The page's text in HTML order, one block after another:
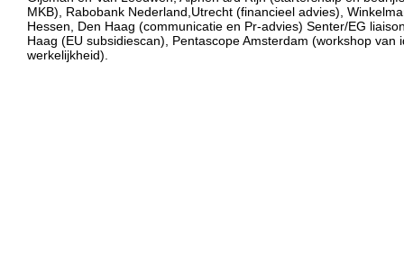
MKB), Rabobank Nederland,Utrecht (financieel advies),
Hessen, Den Haag (communicatie en Pr-advies) Senter/EG
Haag (EU subsidiescan), Pentascope Amsterdam (workshop van
werkelijkheid).